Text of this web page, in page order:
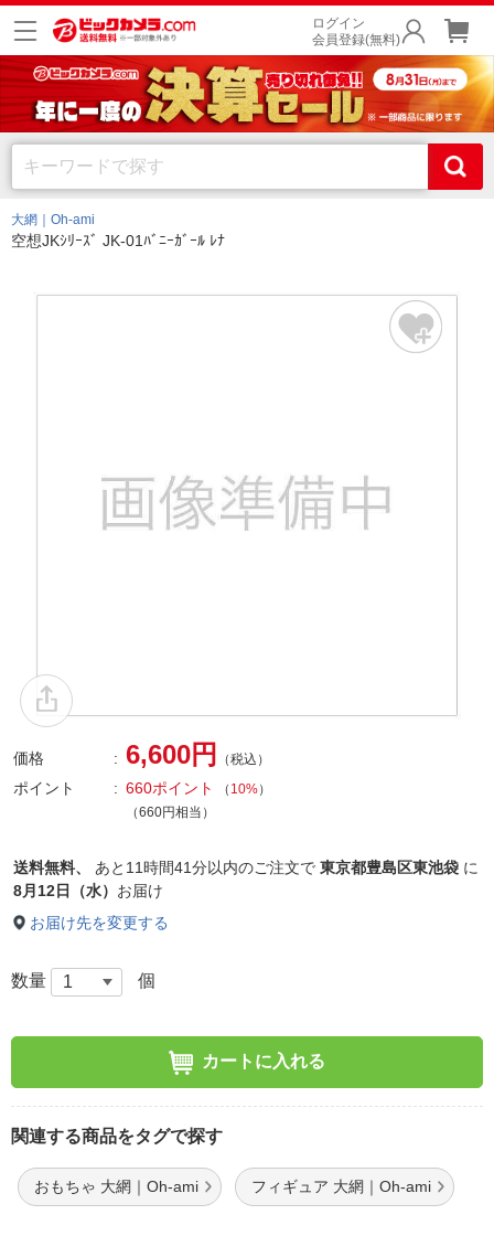
ログイン
会員登録(無料)
大網｜Oh-ami
空想JKｼﾘｰｽﾞ JK-01ﾊﾞﾆｰｶﾞｰﾙ ﾚﾅ
価格 6,600円 （税込）
ポイント 660ポイント （ 10%）
（660円相当）
送料無料、 あと 11時間41分以内のご注文で 東京都豊島区東池袋 に
8月12日（水） お届け
お届け先を変更する
数量 個
カートに入れる
関連する商品をタグで探す
おもちゃ 大網｜Oh-ami フィギュア 大網｜Oh-ami